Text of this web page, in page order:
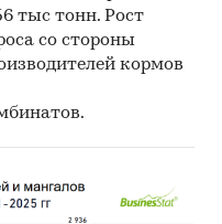
тыс тонн. Рост
со стороны
кормов